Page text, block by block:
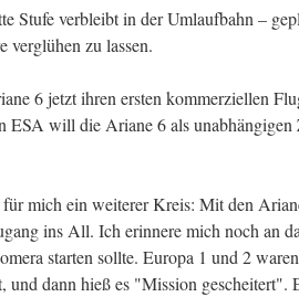
Stufe verbleibt in der Umlaufbahn –
verglühen zu lassen.
6 jetzt ihren ersten kommerziellen
ESA will die Ariane 6 als
mich ein weiterer Kreis: Mit den
ins All. Ich erinnere mich noch an
starten sollte. Europa 1 und 2
und dann hieß es "Mission